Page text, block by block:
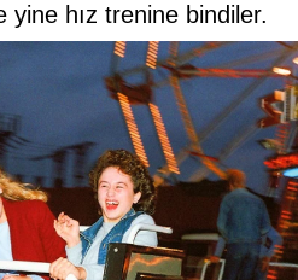
yine hız trenine bindiler.